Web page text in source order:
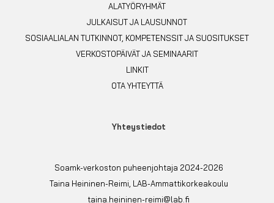
ALATYÖRYHMÄT
JULKAISUT JA LAUSUNNOT
SOSIAALIALAN TUTKINNOT, KOMPETENSSIT JA SUOSITUKSET
VERKOSTOPÄIVÄT JA SEMINAARIT
LINKIT
OTA YHTEYTTÄ
Yhteystiedot
Soamk-verkoston puheenjohtaja 2024-2026
Taina Heininen-Reimi, LAB-Ammattikorkeakoulu
taina.heininen-reimi@lab.fi